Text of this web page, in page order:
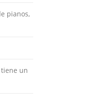
pianos,
un